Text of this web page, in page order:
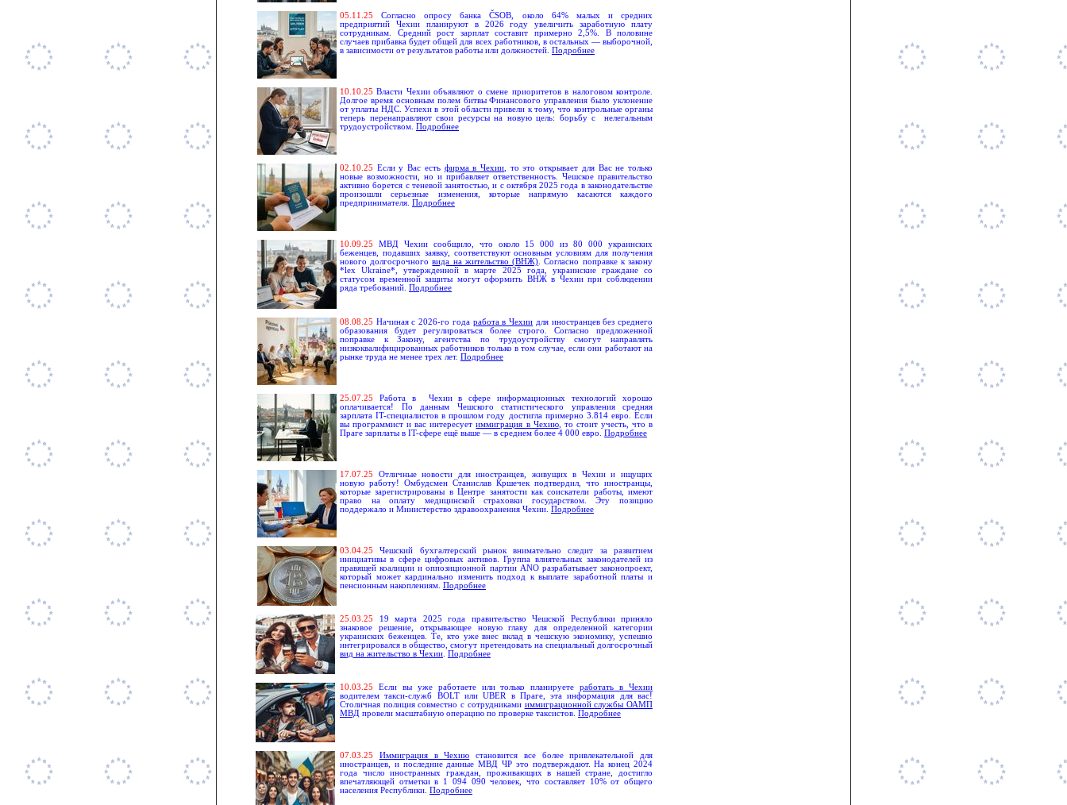
05.11. 25Согласно опросу банка ČSOB, около 64% малых и средних
предприятий Чехии планируют в 2026 году увеличить заработную плату
сотрудникам. Средний рост зарплат составит примерно 2,5%. В половине
случаев прибавка будет общей для всех работников, в остальных — выборочной,
в зависимости от результатов работы или должностей. Подробнее
1 0.10. 25Власти Чехии объявляют о смене приоритетов в налоговом контроле.
Долгое время основным полем битвы Финансового управления было уклонение
от уплаты НДС. Успехи в этой области привели к тому, что контрольные органы
теперь перенаправляют свои ресурсы на новую цель: борьбу с нелегальным
трудоустройством. Подробнее
02.10. 25 Если у Вас есть фирма в Чехии , то это открывает для Вас не только
новые возможности, но и прибавляет ответственность. Чешское правительство
активно борется с теневой занятостью, и с октября 2025 года в законодательстве
произошли серьезные изменения, которые напрямую касаются каждого
предпринимателя. Подробнее
1 0. 09. 25 МВД Чехии сообщило, что около 15 000 из 80 000 украинских
беженцев, подавших заявку, соответствуют основным условиям для получения
нового долгосрочноговида на жительство (ВНЖ) . Согласно поправке к закону
*lex Ukraine*, утвержденной в марте 2025 года, украинские граждане со
статусом временной защиты могут оформить ВНЖ в Чехии при соблюдении
ряда требований. Подробнее
08 08. 25 Начиная с 2026-го года работа в Чехии для иностранцев без среднего
образования будет регулироваться более строго. Согласно предложенной
поправке к Закону, агентства по трудоустройству смогут направлять
низкоквалифицированных работников только в том случае, если они работают на
рынке труда не менее трех лет. Подробнее
25. 07. 25 Работа в Чехии в сфере информационных технологий хорошо
оплачивается! По данным Чешского статистического управления средняя
зарплата IT-специалистов в прошлом году достигла примерно 3.814 евро. Если
вы программист и вас интересуетиммиграция в Чехию, то стоит учесть, что в
Праге зарплаты в IT-сфере ещё выше — в среднем более 4 000 евро. Подробнее
1 7. 07. 25 Отличные новости для иностранцев, живущих в Чехии и ищущих
новую работу! Омбудсмен Станислав Кршечек подтвердил, что иностранцы,
которые зарегистрированы в Центре занятости как соискатели работы, имеют
право на оплату медицинской страховки государством. Эту позицию
поддержало и Министерство здравоохранения Чехии. Подробнее
03. 04 25Чешский бухгалтерский рынок внимательно следит за развитием
инициативы в сфере цифровых активов. Группа влиятельных законодателей из
правящей коалиции и оппозиционной партии ANO разрабатывает законопроект,
который может кардинально изменить подход к выплате заработной платы и
пенсионным накоплениям. Подробнее
25. 03. 25
19 марта 2025 года правительство Чешской Республики приняло
знаковое решение, открывающее новую главу для определенной категории
украинских беженцев. Те, кто уже внес вклад в чешскую экономику, успешно
интегрировался в общество, смогут претендовать на специальный долгосрочный
вид на жительство в Чехии Подробнее
1 0. 03. 25 Если вы уже работаете или только планируетеработать
в Чехии
водителем такси-служб BOLT илиUBER
в Праге, эта информация для вас!
Столичная полиция совместно с сотрудниками иммиграционной службы ОАМП
МВД провели масштабную операцию по проверке таксистов. Подробнее
07. 03. 25 Иммиграция в Чехию становится все более привлекательной для
иностранцев, и последние данные МВД ЧР это подтверждают. На конец 2024
года число иностранных граждан, проживающих в нашей стране, достигло
впечатляющей отметки в 1 094 090 человек, что составляет 10% от общего
населения Республики. Подробнее